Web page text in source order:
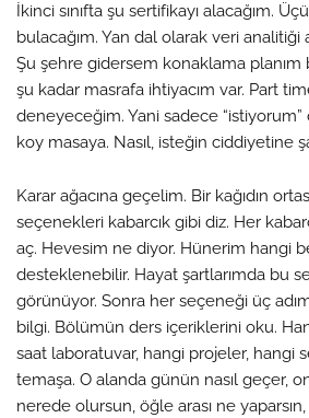
İkinci sınıfta şu sertifikayı alacağım.
bulacağım. Yan dal olarak veri analitiği
Şu şehre gidersem konaklama planım
şu kadar masrafa ihtiyacım var. Part
deneyeceğim. Yani sadece “istiyorum”
koy masaya. Nasıl, isteğin ciddiyetine
Karar ağacına geçelim. Bir kağıdın
seçenekleri kabarcık gibi diz. Her
aç. Hevesim ne diyor. Hünerim hangi
desteklenebilir. Hayat şartlarımda bu
görünüyor. Sonra her seçeneği üç
bilgi. Bölümün ders içeriklerini oku.
saat laboratuvar, hangi projeler, hangi
temaşa. O alanda günün nasıl geçer,
nerede olursun, öğle arası ne